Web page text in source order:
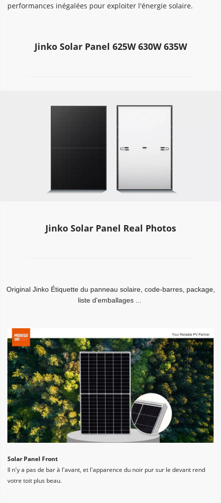
performances inégalées pour exploiter l'énergie solaire.
Jinko Solar Panel 625W 630W 635W
Jinko Solar Panel Real Photos
Original Jinko Étiquette du panneau solaire, code-barres, package,
liste d'emballages ...
Solar Panel Front
Il n'y a pas de bar à l'avant, et l'apparence du noir pur sur le devant rend
votre toit plus beau.